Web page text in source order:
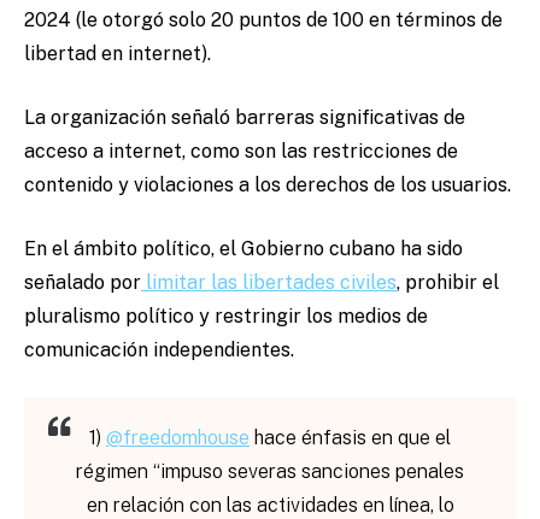
2024 (le otorgó solo 20 puntos de 100 en términos de
libertad en internet).
La organización señaló barreras significativas de
acceso a internet, como son las restricciones de
contenido y violaciones a los derechos de los usuarios.
En el ámbito político, el Gobierno cubano ha sido
señalado por limitar las libertades civiles, prohibir el
pluralismo político y restringir los medios de
comunicación independientes.
1) @freedomhouse hace énfasis en que el
régimen “impuso severas sanciones penales
en relación con las actividades en línea, lo